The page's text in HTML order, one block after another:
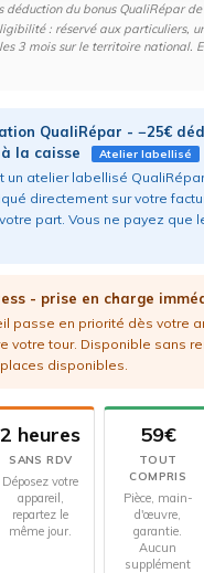
déduction du bonus QualiRépar
: réservé aux particuliers,
3 mois sur le territoire national.
QualiRépar - −25€
la caisse
Atelier labellisé
un atelier labellisé
directement sur votre
part. Vous ne payez que
- prise en charge
passe en priorité dès votre
votre tour. Disponible sans
disponibles.
2 heures
SANS RDV
Déposez votre
appareil,
repartez le
même jour.
59€
TOUT
COMPRIS
Pièce, main-
d'œuvre,
garantie.
Aucun
supplément